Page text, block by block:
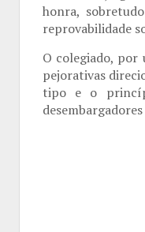
honra,
reprovabilidade
O colegiado, por
pejorativas
tipo e o